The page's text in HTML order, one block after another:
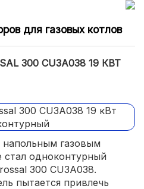
для газовых котлов
300 CU3A038 19 КВТ
газовым
одноконтурный
300 CU3A038.
пытается привлечь